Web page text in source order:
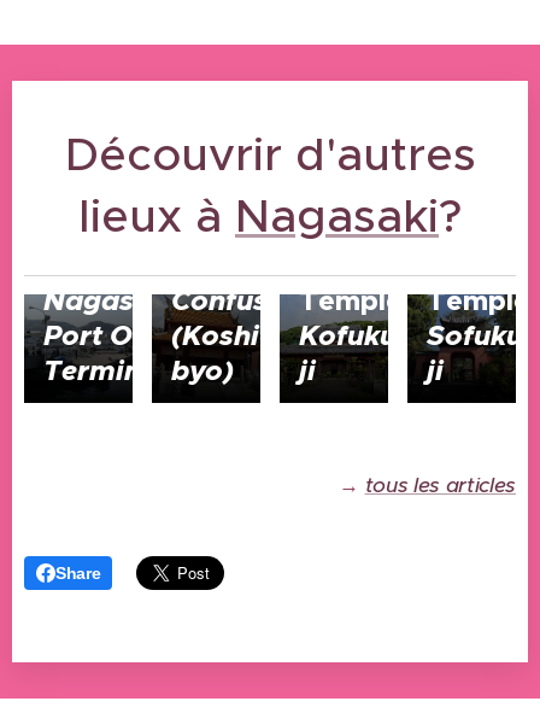
Découvrir d'autres
lieux à Nagasaki?
Nagasaki
PortOhato
Terminal
06/02/2026
Temple
Confusius
(Koshi-
byo)
Temple
Kofuku-
ji
Temple
Sofuku-
ji
→ tous les articles
Share